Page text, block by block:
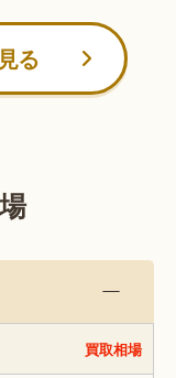
る
買取相場